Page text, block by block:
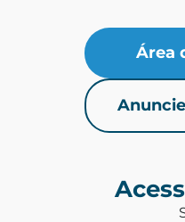
Área